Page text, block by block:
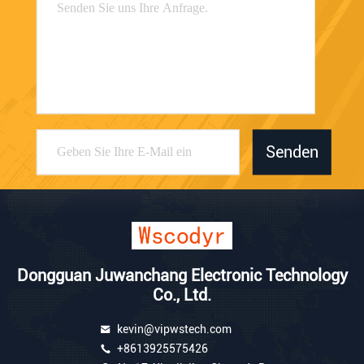
Senden
Dongguan Juwanchang Electronic Technology
Co., Ltd.
kevin@vipwstech.com
+8613925575426